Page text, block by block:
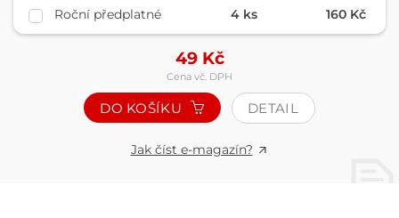
Roční předplatné 4 ks 160 Kč
49Kč
Cena vč. DPH
DO KOŠÍKU DETAIL
Jak číst e-magazín?